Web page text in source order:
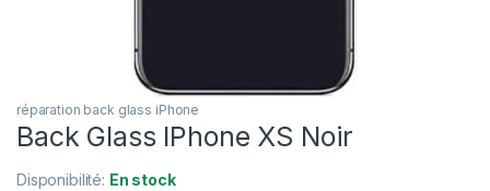
réparation back glass iPhone
Back Glass IPhone XS Noir
Disponibilité: En stock